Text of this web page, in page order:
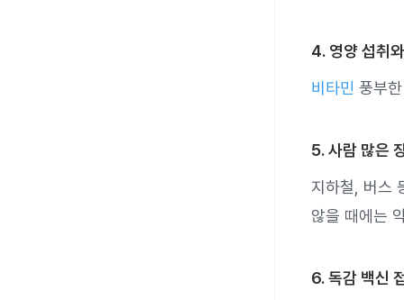
4. 영양 섭취
비타민 풍부
5. 사람 많은
지하철, 버스
않을 때에는
6. 독감 백신